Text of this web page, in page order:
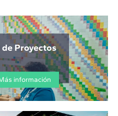
Proyectos
información